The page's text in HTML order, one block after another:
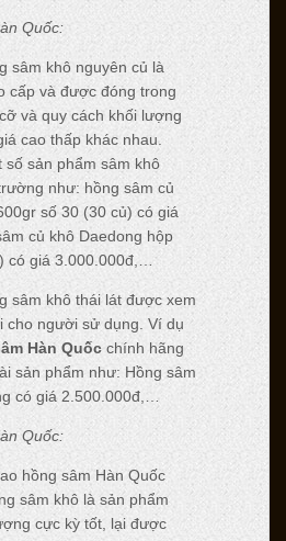
Quốc:
sâm khô nguyên củ là
cấp và được đóng trong
và quy cách khối lượng
cao thấp khác nhau.
số sản phẩm sâm khô
như: hồng sâm củ
số 30 (30 củ) có giá
củ khô Daedong hộp
có giá 3.000.000đ,…
sâm khô thái lát được xem
cho người sử dụng. Ví dụ
Hàn Quốc chính hãng
sản phẩm như: Hồng sâm
có giá 2.500.000đ,…
Quốc:
hồng sâm Hàn Quốc
sâm khô là sản phẩm
cực kỳ tốt, lại được